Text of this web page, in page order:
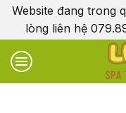
Website đang trong
lòng liên hệ